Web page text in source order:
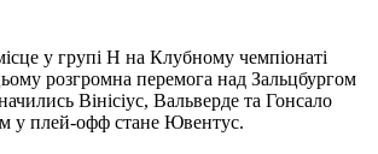
у групі H на Клубному чемпіонаті
розгромна перемога над Зальцбургом
Вінісіус, Вальверде та Гонсало
у плей-офф стане Ювентус.